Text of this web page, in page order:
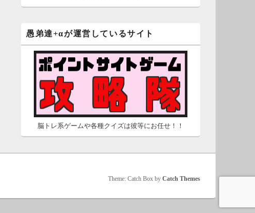
愚弟達+αが運営しているサイト
脳トレ系ゲームや各種クイズは彼等にお任せ！！
Theme: Catch Box by Catch Themes